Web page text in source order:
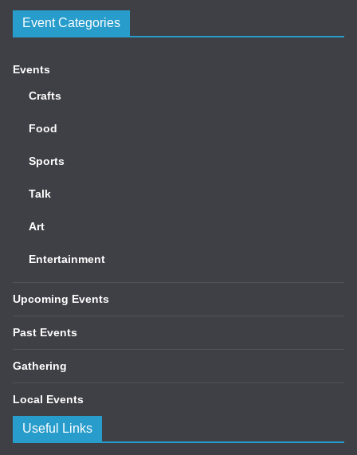
Event Categories
Events
Crafts
Food
Sports
Talk
Art
Entertainment
Upcoming Events
Past Events
Gathering
Local Events
Useful Links